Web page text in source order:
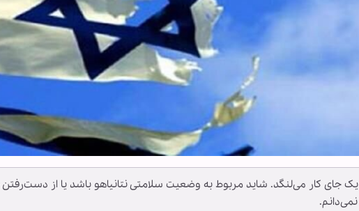
جای کار می‌لنگد. شاید مربوط به وضعیت سلامتی نتانیاهو باشد یا از